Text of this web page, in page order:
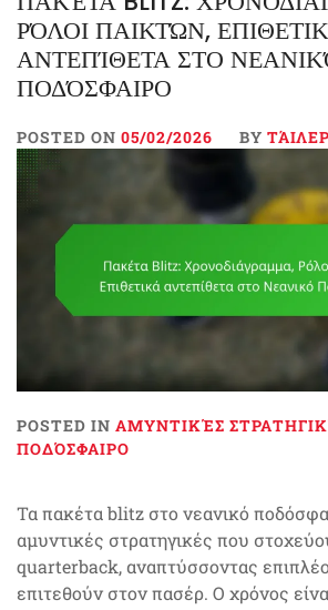
ΡΌΛΟΙ ΠΑΙΚΤΏΝ,
ΑΝΤΕΠΊΘΕΤΑ ΣΤΟ
ΠΟΔΌΣΦΑΙΡΟ
POSTED ON 05/02/2026 BY
POSTED IN ΑΜΥΝΤΙΚΈΣ
ΠΟΔΌΣΦΑΙΡΟ
Τα πακέτα blitz στο νεανικό
αμυντικές στρατηγικές που
quarterback, αναπτύσσοντας
επιτεθούν στον πασέρ. Ο χρόνος